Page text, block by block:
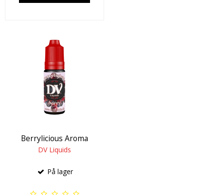
Berrylicious Aroma
DV Liquids
På lager